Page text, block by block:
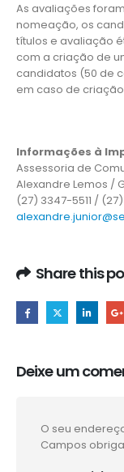
As avaliações
nomeação, os
títulos e avaliação
com a criação de
candidatos (50 de
em caso de
Informações à
Assessoria de
Alexandre Lemos /
(27) 3347-5511 /
Share this
Deixe um
O seu
Campos